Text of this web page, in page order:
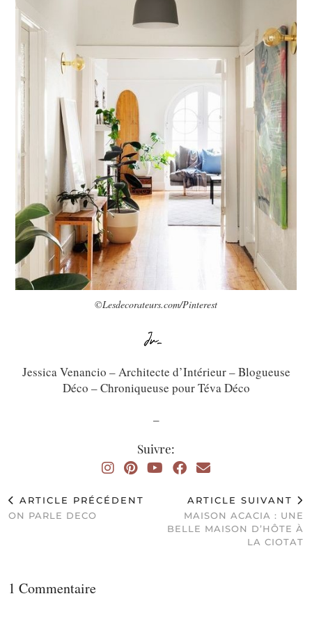
©Lesdecorateurs.com/Pinterest
Jessica Venancio – Architecte d’Intérieur – Blogueuse
Déco – Chroniqueuse pour Téva Déco
Suivre:
ARTICLE PRÉCÉDENT
ON PARLE DECO
ARTICLE SUIVANT
MAISON ACACIA : UNE
BELLE MAISON D’HÔTE À
LA CIOTAT
1 Commentaire